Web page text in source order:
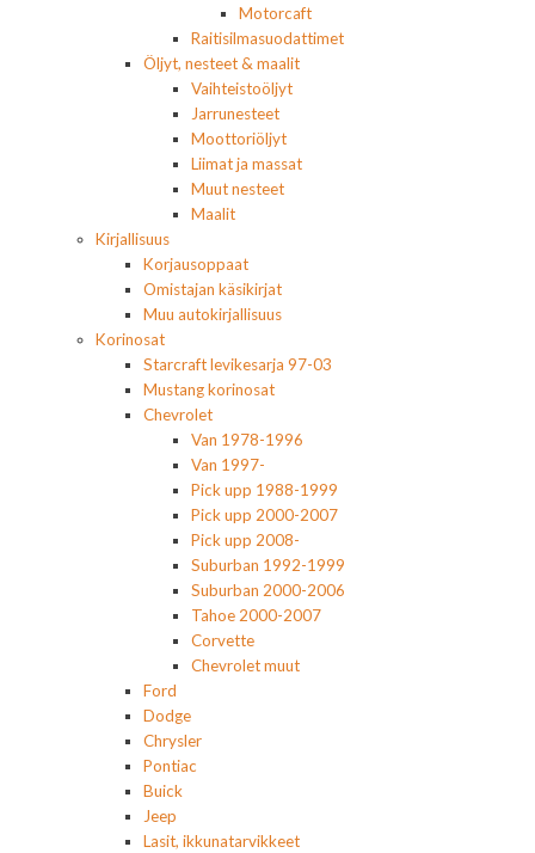
Motorcaft
Raitisilmasuodattimet
Öljyt, nesteet & maalit
Vaihteistoöljyt
Jarrunesteet
Moottoriöljyt
Liimat ja massat
Muut nesteet
Maalit
Kirjallisuus
Korjausoppaat
Omistajan käsikirjat
Muu autokirjallisuus
Korinosat
Starcraft levikesarja 97-03
Mustang korinosat
Chevrolet
Van 1978-1996
Van 1997-
Pick upp 1988-1999
Pick upp 2000-2007
Pick upp 2008-
Suburban 1992-1999
Suburban 2000-2006
Tahoe 2000-2007
Corvette
Chevrolet muut
Ford
Dodge
Chrysler
Pontiac
Buick
Jeep
Lasit, ikkunatarvikkeet